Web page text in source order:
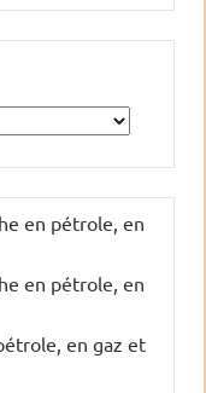
en pétrole, en
en pétrole, en
en gaz et